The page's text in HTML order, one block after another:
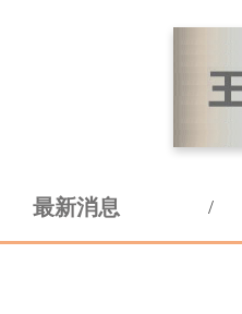
最新消息